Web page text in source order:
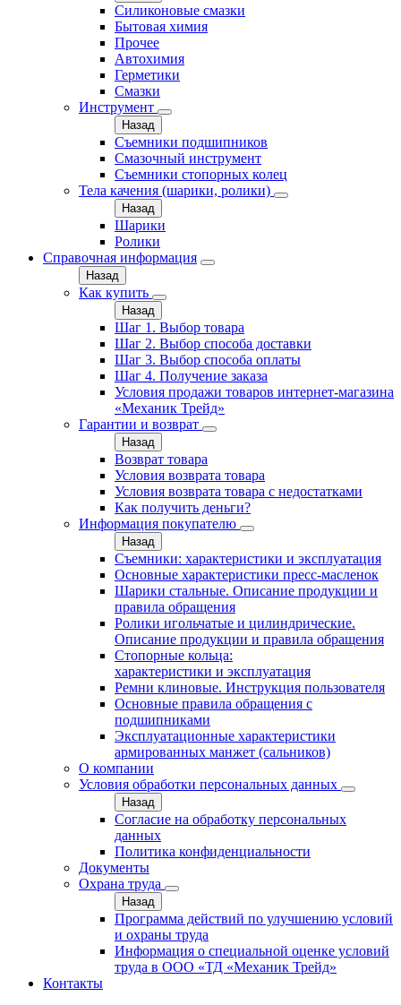
Силиконовые смазки
Бытовая химия
Прочее
Автохимия
Герметики
Смазки
Инструмент
Назад
Съемники подшипников
Смазочный инструмент
Съемники стопорных колец
Тела качения (шарики, ролики)
Назад
Шарики
Ролики
Справочная информация
Назад
Как купить
Назад
Шаг 1. Выбор товара
Шаг 2. Выбор способа доставки
Шаг 3. Выбор способа оплаты
Шаг 4. Получение заказа
Условия продажи товаров интернет-магазина
«Механик Трейд»
Гарантии и возврат
Назад
Возврат товара
Условия возврата товара
Условия возврата товара с недостатками
Как получить деньги?
Информация покупателю
Назад
Съемники: характеристики и эксплуатация
Основные характеристики пресс‑масленок
Шарики стальные. Описание продукции и
правила обращения
Ролики игольчатые и цилиндрические.
Описание продукции и правила обращения
Стопорные кольца:
характеристики и эксплуатация
Ремни клиновые. Инструкция пользователя
Основные правила обращения с
подшипниками
Эксплуатационные характеристики
армированных манжет (сальников)
О компании
Условия обработки персональных данных
Назад
Согласие на обработку персональных
данных
Политика конфиденциальности
Документы
Охрана труда
Назад
Программа действий по улучшению условий
и охраны труда
Информация о специальной оценке условий
труда в ООО «ТД «Механик Трейд»
Контакты